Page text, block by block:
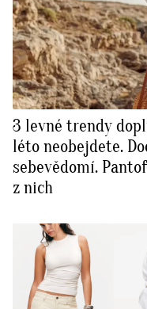
3 levné trendy
léto neobejdete.
sebevědomí.
z nich